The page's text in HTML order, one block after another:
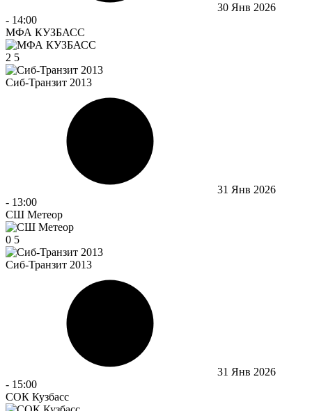
30 Янв 2026
- 14:00
МФА КУЗБАСС
2 5
Сиб-Транзит 2013
31 Янв 2026
- 13:00
СШ Метеор
0 5
Сиб-Транзит 2013
31 Янв 2026
- 15:00
СОК Кузбасс